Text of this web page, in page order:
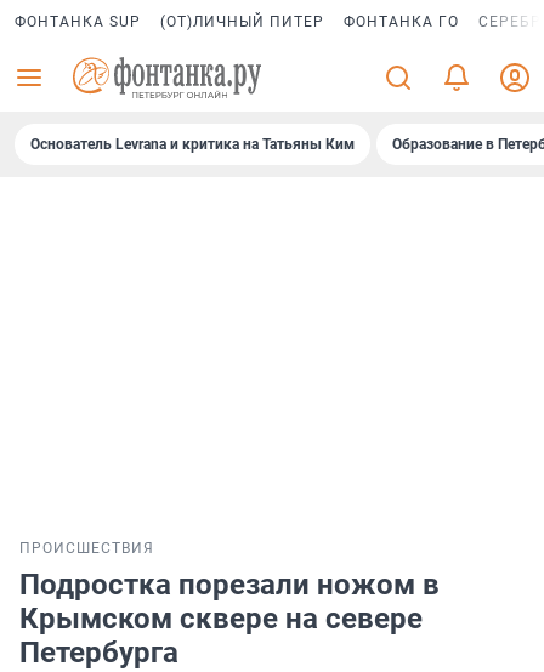
ФОНТАНКА SUP (ОТ)ЛИЧНЫЙ ПИТЕР ФОНТАНКА ГО
Основатель Levrana и критика на Татьяны Ким Образование в
ПРОИСШЕСТВИЯ
Подростка порезали ножом в
Крымском сквере на севере
Петербурга